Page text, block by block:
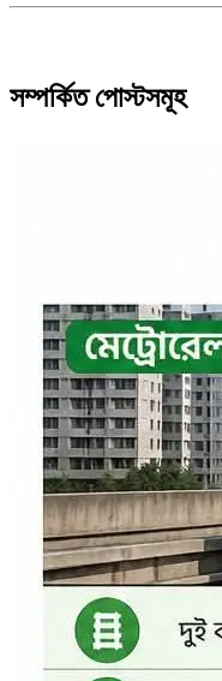
সম্পর্কিত পোস্টসমূহ